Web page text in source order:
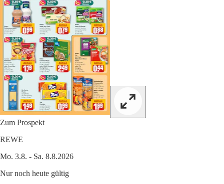
Zum Prospekt
REWE
Mo. 3.8. - Sa. 8.8.2026
Nur noch heute gültig